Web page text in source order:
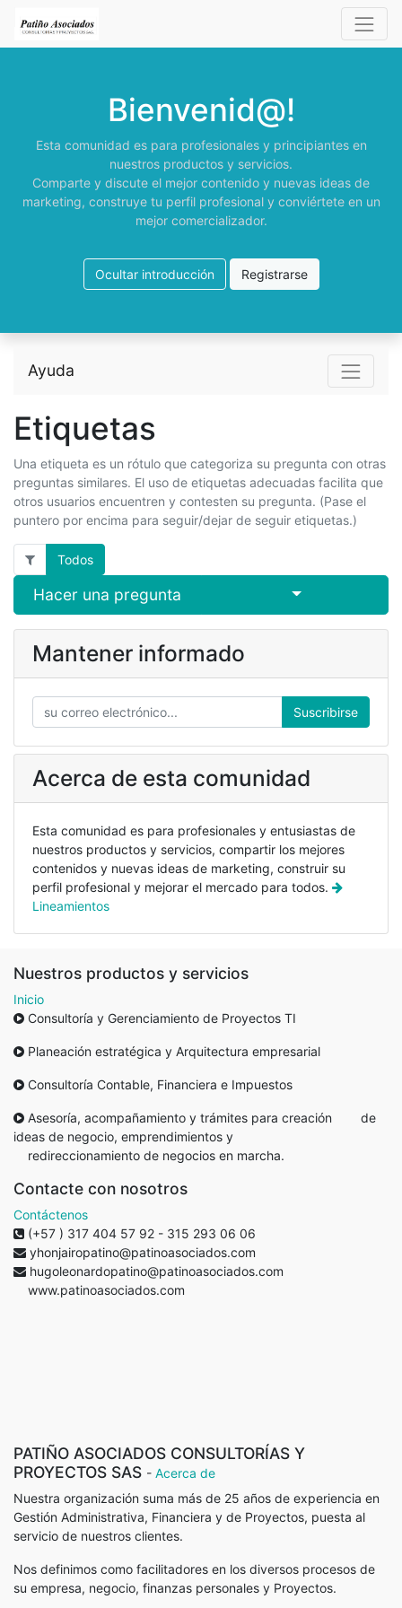
Bienvenid@!
Esta comunidad es para profesionales y principiantes en
nuestros productos y servicios.
Comparte y discute el mejor contenido y nuevas ideas de
marketing, construye tu perfil profesional y conviértete en un
mejor comercializador.
Ocultar introducción Registrarse
Ayuda
Etiquetas
Una etiqueta es un rótulo que categoriza su pregunta con otras
preguntas similares. El uso de etiquetas adecuadas facilita que
otros usuarios encuentren y contesten su pregunta. (Pase el
puntero por encima para seguir/dejar de seguir etiquetas.)
Todos
Hacer una pregunta Select Post
Mantener informado
Suscribirse
Acerca de esta comunidad
Esta comunidad es para profesionales y entusiastas de
nuestros productos y servicios, compartir los mejores
contenidos y nuevas ideas de marketing, construir su
perfil profesional y mejorar el mercado para todos.
Lineamientos
Nuestros productos y servicios
Inicio
Consultoría y Gerenciamiento de Proyectos TI
Planeación estratégica y Arquitectura empresarial
Consultoría Contable, Financiera e Impuestos
Asesoría, acompañamiento y trámites para creación de
ideas de negocio, emprendimientos y
redireccionamiento de negocios en marcha.
Contacte con nosotros
Contáctenos
(+57 ) 317 404 57 92 - 315 293 06 06
yhonjairopatino@patinoasociados.com
hugoleonardopatino@patinoasociados.com
www.patinoasociados.com
PATIÑO ASOCIADOS CONSULTORÍAS Y
PROYECTOS SAS - Acerca de
Nuestra organización suma más de 25 años de experiencia en
Gestión Administrativa, Financiera y de Proyectos, puesta al
servicio de nuestros clientes.
Nos definimos como facilitadores en los diversos procesos de
su empresa, negocio, finanzas personales y Proyectos.